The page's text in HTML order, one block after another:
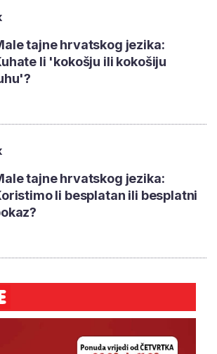
tajne hrvatskog jezika:
li 'kokošju ili kokošiju
tajne hrvatskog jezika:
li besplatan ili besplatni